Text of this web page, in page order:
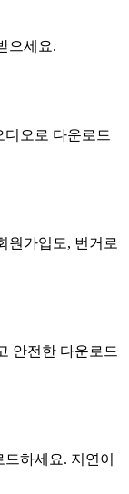
으세요.
오로 다운로드
원가입도, 번거로
안전한 다운로드
하세요. 지연이